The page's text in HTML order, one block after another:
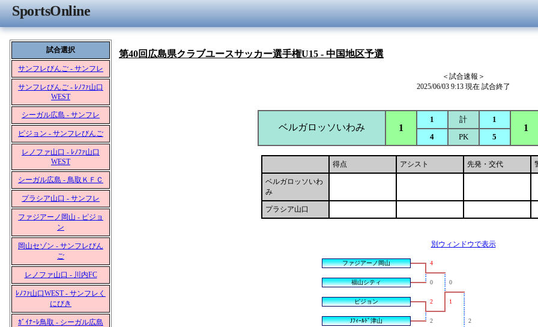
SportsOnline
試合選択
サンフレびんご - サンフレ
サンフレびんご - ﾚﾉﾌｧ山口
WEST
シーガル広島 - サンフレ
ピジョン - サンフレびんご
レノファ山口 - ﾚﾉﾌｧ山口
WEST
シーガル広島 - 鳥取ＫＦＣ
プラシア山口 - サンフレ
ファジアーノ岡山 - ピジョ
ン
岡山セゾン - サンフレびん
ご
レノファ山口 - 川内FC
ﾚﾉﾌｧ山口WEST - サンフレく
にびき
ｶﾞｲﾅｰﾚ鳥取 - シーガル広島
第40回広島県クラブユースサッカー選手権U15 - 中国地区予選
＜試合速報＞
2025/06/03 9:13 現在 試合終了
ベルガロッソいわみ 1
1 計 1
1
4 PK 5
得点 アシスト 先発・交代
ベルガロッソいわ
み
プラシア山口
別ウィンドウで表示
ファジアーノ岡山 4
福山シティ 0 0
ピジョン 2 1
Jﾌｨｰﾙﾄﾞ津山 2 2